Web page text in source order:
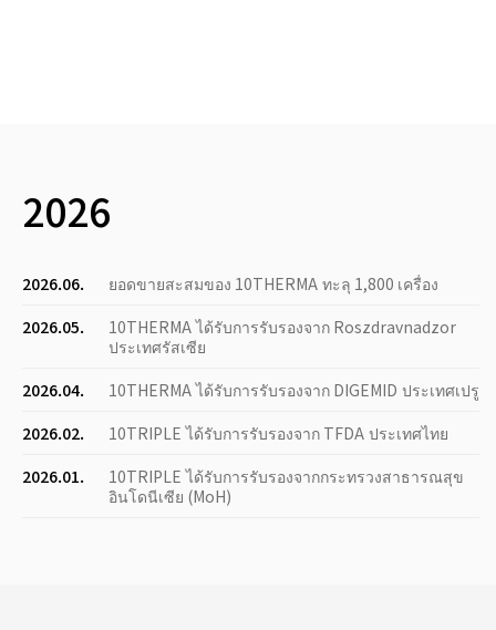
2026
2026.06.
ยอดขายสะสมของ 10THERMA ทะลุ 1,800 เครื่อง
2026.05.
10THERMA ได้รับการรับรองจาก Roszdravnadzor
ประเทศรัสเซีย
2026.04.
10THERMA ได้รับการรับรองจาก DIGEMID ประเทศเปรู
2026.02.
10TRIPLE ได้รับการรับรองจาก TFDA ประเทศไทย
2026.01.
10TRIPLE ได้รับการรับรองจากกระทรวงสาธารณสุข
อินโดนีเซีย (MoH)